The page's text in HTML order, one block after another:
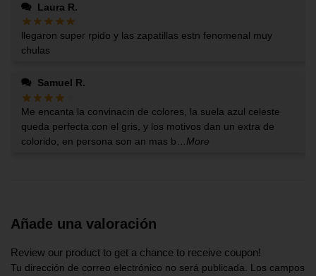
Laura R.
llegaron super rpido y las zapatillas estn fenomenal muy
chulas
Samuel R.
Me encanta la convinacin de colores, la suela azul celeste
queda perfecta con el gris, y los motivos dan un extra de
colorido, en persona son an mas b
...More
Añade una valoración
Review our product to get a chance to receive coupon!
Tu dirección de correo electrónico no será publicada.
Los campos